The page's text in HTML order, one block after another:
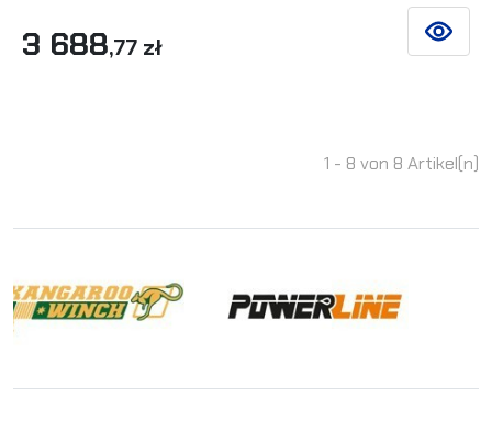
3 688,77 zł SIEHE
1 - 8 von 8 Artikel(n)